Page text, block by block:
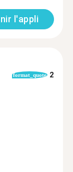
l'appli
format_quote 2